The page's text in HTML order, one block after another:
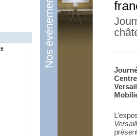
Nos événements